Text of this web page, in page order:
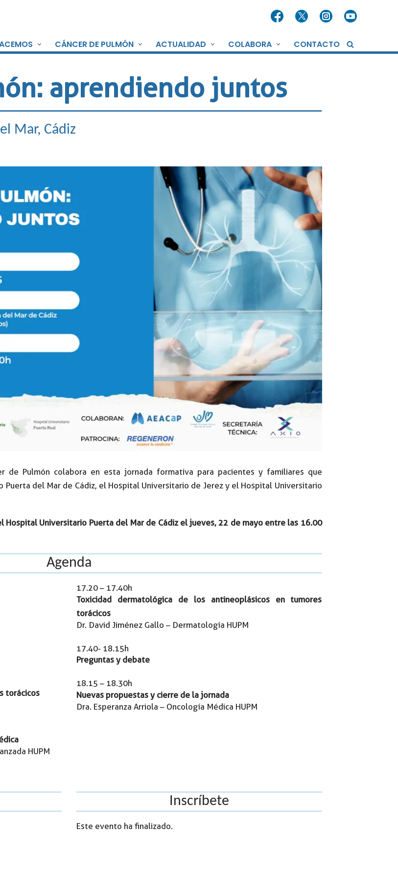
CÁNCER DE PULMÓN ACTUALIDAD COLABORA CONTACTO
aprendiendo juntos
Mar, Cádiz
de Pulmón colabora en esta jornada formativa para pacientes y familiares que
del Mar de Cádiz, el Hospital Universitario de Jerez y el Hospital Universitario
Hospital Universitario Puerta del Mar de Cádiz el jueves, 22 de mayo entre las 16.00
Agenda
torácicos
HUPM
17.20 – 17.40h
Toxicidad dermatológica de los antineoplásicos en tumores
torácicos
Dr. David Jiménez Gallo – Dermatología HUPM
17.40- 18.15h
Preguntas y debate
18.15 – 18.30h
Nuevas propuestas y cierre de la jornada
Dra. Esperanza Arriola – Oncología Médica HUPM
Inscríbete
Este evento ha finalizado.